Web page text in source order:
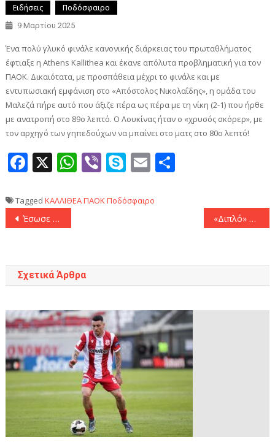
Ειδήσεις Ποδόσφαιρο
9 Μαρτίου 2025
Ένα πολύ γλυκό φινάλε κανονικής διάρκειας του πρωταθλήματος
έφτιαξε η Athens Kallithea και έκανε απόλυτα προβληματική για τον
ΠΑΟΚ. Δικαιότατα, με προσπάθεια μέχρι το φινάλε και με
εντυπωσιακή εμφάνιση στο «Απόστολος Νικολαΐδης», η ομάδα του
Μαλεζά πήρε αυτό που άξιζε πέρα ως πέρα με τη νίκη (2-1) που ήρθε
με ανατροπή στο 89ο λεπτό. Ο Λουκίνας ήταν ο «χρυσός σκόρερ», με
τον αρχηγό των γηπεδούχων να μπαίνει στο ματς στο 80ο λεπτό!
Facebook
X WhatsApp
ViberSkype
Email
Tagged ΚΑΛΛΙΘΕΑΠΑΟΚΠοδόσφαιρο
Πλοήγηση
Έσωσε τον βαθμό στο 90′ ο Παναθηναϊκός με Μαξίμοβιτς κόντρα στον δυνατό Ατρόμητο (1-1) «Διπλό» σωτηρίας ο Πανσερραϊκός στην Τρίπολη! (1-2)
Σχετικά Άρθρα